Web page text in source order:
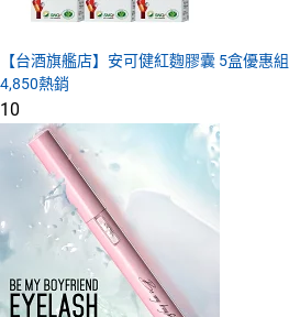
【台酒旗艦店】安可健紅麴膠囊 5盒優惠組
4,850熱銷
10